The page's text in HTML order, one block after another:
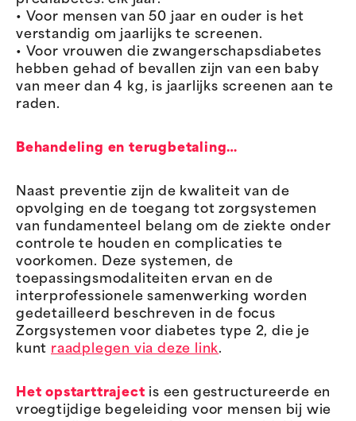
• Voor mensen van 50 jaar en ouder is het
verstandig om jaarlijks te screenen.
• Voor vrouwen die zwangerschapsdiabetes
hebben gehad of bevallen zijn van een baby
van meer dan 4 kg, is jaarlijks screenen aan te
raden.
Behandeling en terugbetaling…
Naast preventie zijn de kwaliteit van de
opvolging en de toegang tot zorgsystemen
van fundamenteel belang om de ziekte onder
controle te houden en complicaties te
voorkomen. Deze systemen, de
toepassingsmodaliteiten ervan en de
interprofessionele samenwerking worden
gedetailleerd beschreven in de focus
Zorgsystemen voor diabetes type 2, die je
kunt raadplegen via deze link.
Het opstarttraject is een gestructureerde en
vroegtijdige begeleiding voor mensen bij wie